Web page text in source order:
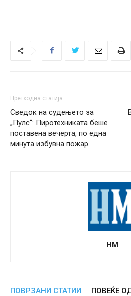
Претходна статија
Сведок на судењето за
„Пулс“: Пиротехниката беше
поставена вечерта, по една
минута избувна пожар
НМ
ПОВРЗАНИ СТАТИИ ПОВЕЌЕ